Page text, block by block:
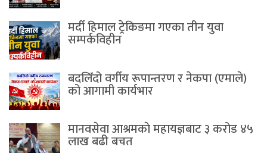
मर्दी हिमाल ट्रेकिङमा गएका तीन युवा
सम्पर्कविहीन
बदलिँदो वर्गीय रूपान्तरण र नेकपा (एमाले)
को आगामी कार्यभार
मानवसेवा आश्रमकाे‌ महायज्ञबाट ३ करोड ४५
लाख बढी बचत